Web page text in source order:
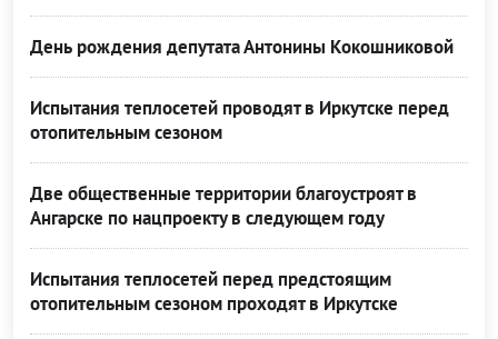
День рождения депутата Антонины Кокошниковой
Испытания теплосетей проводят в Иркутске перед
отопительным сезоном
Две общественные территории благоустроят в
Ангарске по нацпроекту в следующем году
Испытания теплосетей перед предстоящим
отопительным сезоном проходят в Иркутске